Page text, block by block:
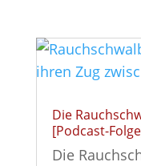
Die
[Podcast-
Die